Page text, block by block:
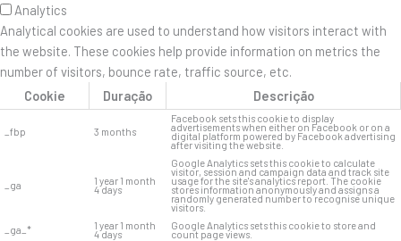
Analytics
Analytical cookies are used to understand how visitors interact with
the website. These cookies help provide information on metrics the
number of visitors, bounce rate, traffic source, etc.
Cookie
Duração Descrição
_fbp 3 months
Facebook sets this cookie to display
advertisements when either on Facebook or on a
digital platform powered by Facebook advertising
after visiting the website.
_ga 1 year 1 month
4 days
Google Analytics sets this cookie to calculate
visitor, session and campaign data and track site
usage for the site's analytics report. The cookie
stores information anonymously and assigns a
randomly generated number to recognise unique
visitors.
_ga_*
1 year 1 month
4 days
Google Analytics sets this cookie to store and
count page views.